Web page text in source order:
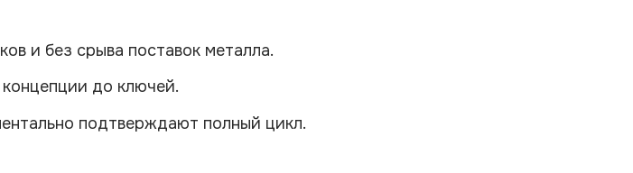
и без срыва поставок металла.
до ключей.
подтверждают полный цикл.